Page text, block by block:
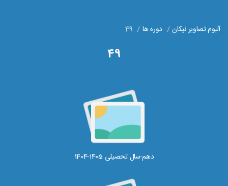
آلبوم تصاویر نیکان دوره ها 49
49
دهم-سال تحصیلی 1405-1404